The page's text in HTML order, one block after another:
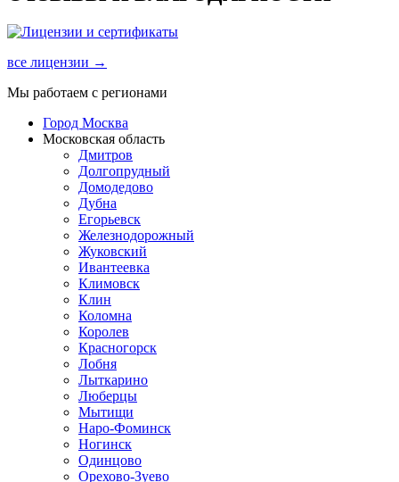
все лицензии →
Мы работаем с регионами
Город Москва
Московская область
Дмитров
Долгопрудный
Домодедово
Дубна
Егорьевск
Железнодорожный
Жуковский
Ивантеевка
Климовск
Клин
Коломна
Королев
Красногорск
Лобня
Лыткарино
Люберцы
Мытищи
Наро-Фоминск
Ногинск
Одинцово
Орехово-Зуево